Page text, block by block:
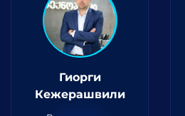
Гиорги
Кежерашвили